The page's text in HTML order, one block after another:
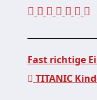
Fast richtige
TITANIC